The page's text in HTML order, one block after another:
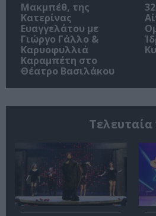
Μακμπέθ, της
Κατερίνας
Ευαγγελάτου με
Γιώργο Γάλλο &
Καρυοφυλλιά
Καραμπέτη στο
Θέατρο Βασιλάκου
Τελευταία